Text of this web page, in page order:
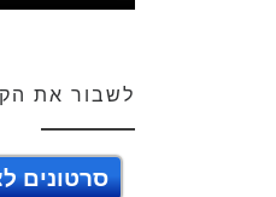
לשבור את הקרח 2
סרטונים